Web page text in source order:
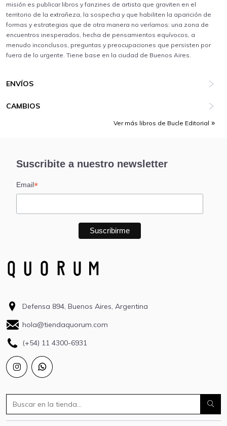
misión es publicar libros y fanzines de artista que graviten en el
territorio de la extrañeza, la sospecha y que habiliten la aparición de
formas y estrategias que de otra manera no veríamos: una zona de
encuentros inesperados, hecha de pensamientos equívocos, a
menudo inconclusos, preguntas y preocupaciones que persisten por
fuera de lo urgente. Tiene base en la ciudad de Buenos Aires.
ENVÍOS
CAMBIOS
Ver más libros de Bucle Editorial
Suscribite a nuestro newsletter
Email*
Defensa 894, Buenos Aires, Argentina
hola@tiendaquorum.com
(+54) 11 4300-6931